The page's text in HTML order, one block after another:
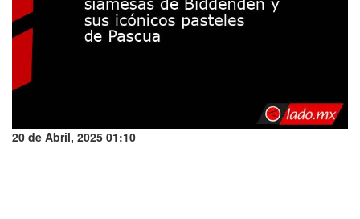
20 de Abril, 2025 01:10